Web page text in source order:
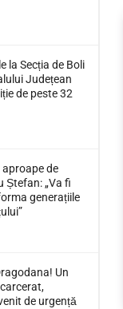
la Secția de Boli
Județean
de peste 32
aproape de
Ștefan: „Va fi
generațiile
Un
de urgență